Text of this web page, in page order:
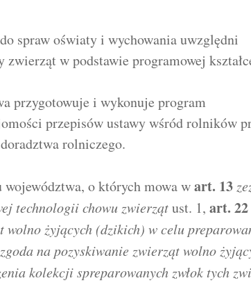
spraw oświaty i wychowania uwzględni
zwierząt w podstawie programowej
przygotowuje i wykonuje program
przepisów ustawy wśród rolników
rolniczego.
województwa, o których mowa wart. 13
technologii chowu zwierzątust. 1, art. 22
wolno żyjących (dzikich) w celu
zgoda na pozyskiwanie zwierząt wolno
kolekcji spreparowanych zwłok tych